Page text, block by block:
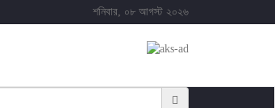
শনিবার, ০৮ আগস্ট ২০২৬